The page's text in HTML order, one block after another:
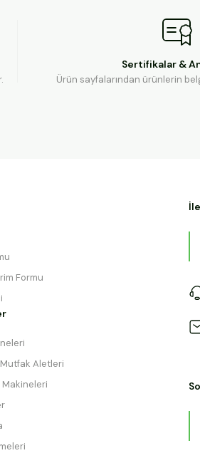
Sertifikalar &
Ürün sayfalarından ürünlerin
Formu
Aletleri
Makineleri